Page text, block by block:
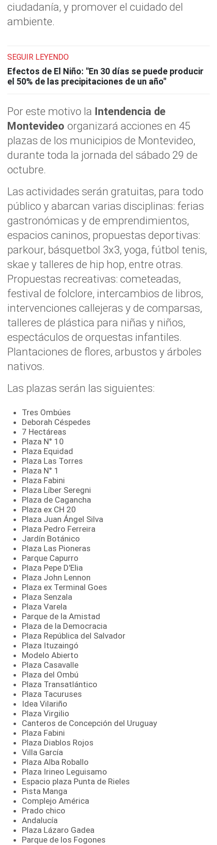
ciudadanía, y promover el cuidado del
ambiente.
SEGUIR LEYENDO
Efectos de El Niño: "En 30 días se puede producir
el 50% de las precipitaciones de un año"
Por este motivo la Intendencia de
Montevideo organizará acciones en 45
plazas de los municipios de Montevideo,
durante toda la jornada del sábado 29 de
octubre.
Las actividades serán gratuitas, para todo
público y abarcan varias disciplinas: ferias
gastronómicas y de emprendimientos,
espacios caninos, propuestas deportivas:
parkour, básquetbol 3x3, yoga, fútbol tenis,
skae y talleres de hip hop, entre otras.
Propuestas recreativas: cometeadas,
festival de folclore, intercambios de libros,
intervenciones callejeras y de comparsas,
talleres de plástica para niñas y niños,
espectáculos de orquestas infantiles.
Plantaciones de flores, arbustos y árboles
nativos.
Las plazas serán las siguientes:
Tres Ombúes
Deborah Céspedes
7 Hectáreas
Plaza N° 10
Plaza Equidad
Plaza Las Torres
Plaza N° 1
Plaza Fabini
Plaza Líber Seregni
Plaza de Cagancha
Plaza ex CH 20
Plaza Juan Ángel Silva
Plaza Pedro Ferreira
Jardín Botánico
Plaza Las Pioneras
Parque Capurro
Plaza Pepe D'Elia
Plaza John Lennon
Plaza ex Terminal Goes
Plaza Senzala
Plaza Varela
Parque de la Amistad
Plaza de la Democracia
Plaza República del Salvador
Plaza Ituzaingó
Modelo Abierto
Plaza Casavalle
Plaza del Ombú
Plaza Transatlántico
Plaza Tacuruses
Idea Vilariño
Plaza Virgilio
Canteros de Concepción del Uruguay
Plaza Fabini
Plaza Diablos Rojos
Villa García
Plaza Alba Roballo
Plaza Irineo Leguisamo
Espacio plaza Punta de Rieles
Pista Manga
Complejo América
Prado chico
Andalucía
Plaza Lázaro Gadea
Parque de los Fogones